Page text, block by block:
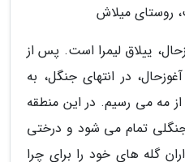
روستای میلاش
ییلاق لیمرا است. پس از
در انتهای جنگل، به
از مه می رسیم. در این منطقه
تمام می شود و درختی
گله های خود را برای چرا